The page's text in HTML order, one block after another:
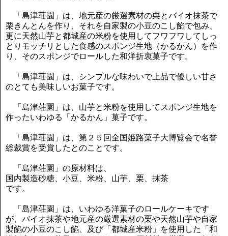
「島津荘園」は、地元産の厳選素材の栗とバイオ抹茶で
栗きんとんを作り、それを自家製の小豆のこし餡で包み、
更に天然山芋と都城産の米粉を使用してフワフワしてしっ
とりモッチリとした食感のスポンジ生地（かるかん）を作
り、そのスポンジでロールした和洋折衷菓子です。
「島津荘園」は、シンプルな味わいで上品で優しい甘さ
のとても美味しいお菓子です。
「島津荘園」は、山芋と米粉を使用してスポンジ生地を
作ったいわゆる「かるかん」菓子です。
「島津荘園」は、第２５回全国姫路菓子大博覧会で名誉
総裁賞を受賞したとのことです。
「島津荘園」の原材料は、
国内製造砂糖、小豆、米粉、山芋、栗、抹茶
です。
「島津荘園」は、いわゆる洋菓子のロールケーキです
が、バイオ抹茶や地元産の厳選素材の栗や天然山芋や自家
製餡の小豆のこし餡、及び「都城産米粉」を使用した「和